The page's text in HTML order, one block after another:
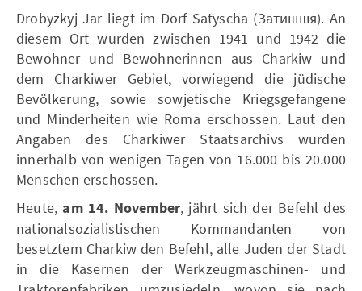
Drobyzkyj Jar liegt im Dorf Satyscha (Затишшя). An
diesem Ort wurden zwischen 1941 und 1942 die
Bewohner und Bewohnerinnen aus Charkiw und
dem Charkiwer Gebiet, vorwiegend die jüdische
Bevölkerung, sowie sowjetische Kriegsgefangene
und Minderheiten wie Roma erschossen. Laut den
Angaben des Charkiwer Staatsarchivs wurden
innerhalb von wenigen Tagen von 16.000 bis 20.000
Menschen erschossen.
Heute, am 14. November, jährt sich der Befehl des
nationalsozialistischen Kommandanten von
besetztem Charkiw den Befehl, alle Juden der Stadt
in die Kasernen der Werkzeugmaschinen- und